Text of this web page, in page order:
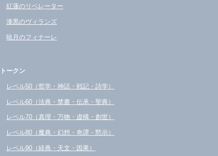
紅蓮のリベレーター
漆黒のヴィランズ
暁月のフィナーレ
トークン
レベル50（哲学・神話・戦記・詩学）
レベル60（法典・禁書・伝承・聖典）
レベル70（真理・万物・虚構・創世）
レベル80（魔典・幻想・奇譚・黙示）
レベル90（経典・天文・因果）